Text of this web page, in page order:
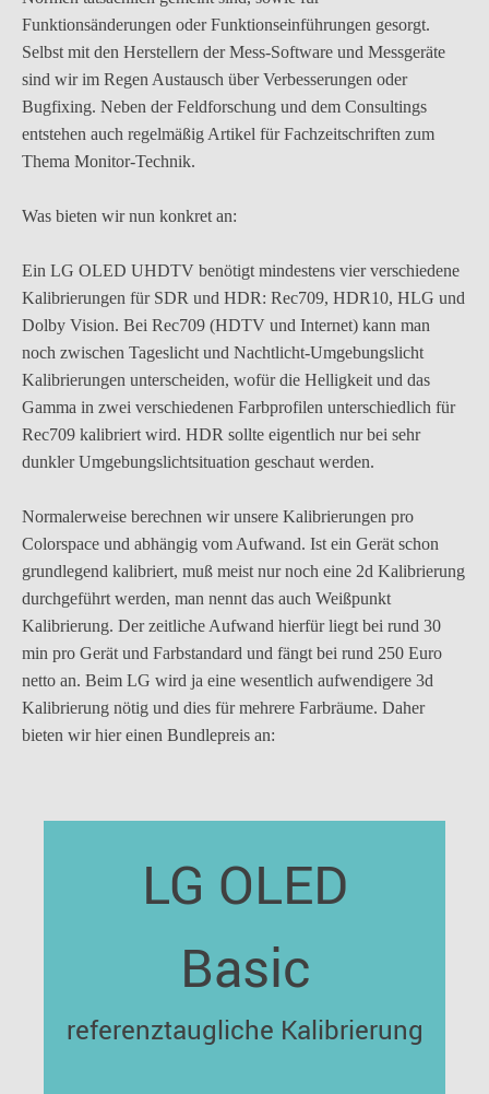
Funktionsänderungen oder Funktionseinführungen gesorgt.
Selbst mit den Herstellern der Mess-Software und Messgeräte
sind wir im Regen Austausch über Verbesserungen oder
Bugfixing. Neben der Feldforschung und dem Consultings
entstehen auch regelmäßig Artikel für Fachzeitschriften zum
Thema Monitor-Technik.
Was bieten wir nun konkret an:
Ein LG OLED UHDTV benötigt mindestens vier verschiedene
Kalibrierungen für SDR und HDR: Rec709, HDR10, HLG und
Dolby Vision. Bei Rec709 (HDTV und Internet) kann man
noch zwischen Tageslicht und Nachtlicht-Umgebungslicht
Kalibrierungen unterscheiden, wofür die Helligkeit und das
Gamma in zwei verschiedenen Farbprofilen unterschiedlich für
Rec709 kalibriert wird. HDR sollte eigentlich nur bei sehr
dunkler Umgebungslichtsituation geschaut werden.
Normalerweise berechnen wir unsere Kalibrierungen pro
Colorspace und abhängig vom Aufwand. Ist ein Gerät schon
grundlegend kalibriert, muß meist nur noch eine 2d Kalibrierung
durchgeführt werden, man nennt das auch Weißpunkt
Kalibrierung. Der zeitliche Aufwand hierfür liegt bei rund 30
min pro Gerät und Farbstandard und fängt bei rund 250 Euro
netto an. Beim LG wird ja eine wesentlich aufwendigere 3d
Kalibrierung nötig und dies für mehrere Farbräume. Daher
bieten wir hier einen Bundlepreis an:
LG OLED
Basic
referenztaugliche Kalibrierung